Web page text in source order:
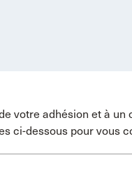
votre adhésion et à
ci-dessous pour vous